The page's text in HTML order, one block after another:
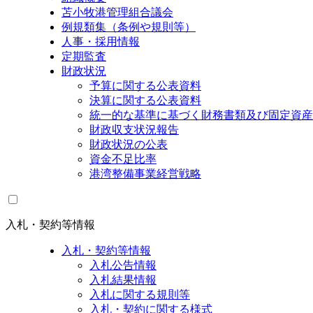
苫小牧港管理組合議会
例規類集（条例や規則等）
人事・採用情報
定期監査
財政状況
予算に関する公表資料
決算に関する公表資料
統一的な基準に基づく財務書類及び固定資
財政収支状況報告
財政状況の公表
資金不足比率
港湾整備事業経営戦略
入札・契約等情報
入札・契約等情報
入札公告情報
入札結果情報
入札に関する規則等
入札・契約に関する様式